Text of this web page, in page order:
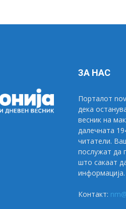
ЗА НАС
Порталот
дека
весник на
далечната
читатели.
послужат да
што сакаат
информација.
Контакт: